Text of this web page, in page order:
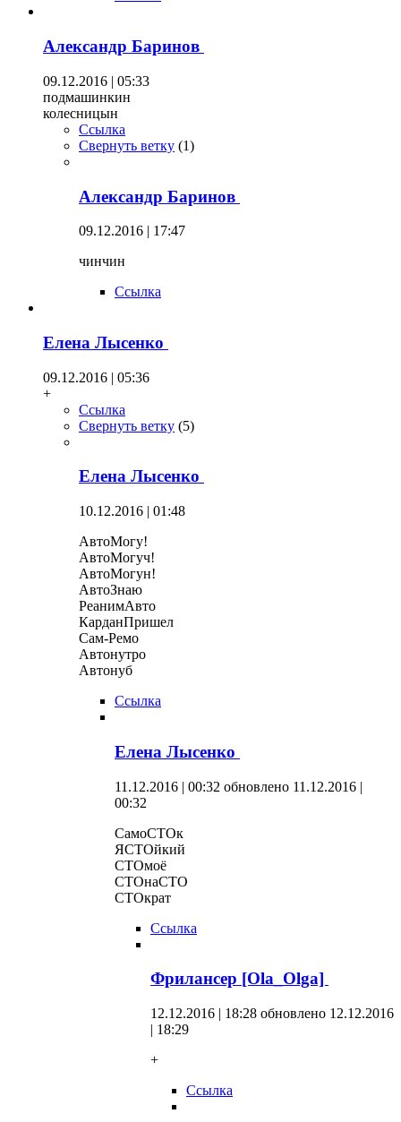
Александр Баринов
09.12.2016 | 05:33
подмашинкин
колесницын
Ссылка
Свернуть ветку (1)
Александр Баринов
09.12.2016 | 17:47
чинчин
Ссылка
Елена Лысенко
09.12.2016 | 05:36
+
Ссылка
Свернуть ветку (5)
Елена Лысенко
10.12.2016 | 01:48
АвтоМогу!
АвтоМогуч!
АвтоМогун!
АвтоЗнаю
РеанимАвто
КарданПришел
Сам-Ремо
Автонутро
Автонуб
Ссылка
Елена Лысенко
11.12.2016 | 00:32 обновлено 11.12.2016 |
00:32
СамоСТОк
ЯСТОйкий
СТОмоё
СТОнаСТО
СТОкрат
Ссылка
Фрилансер [Ola_Olga]
12.12.2016 | 18:28 обновлено 12.12.2016
| 18:29
+
Ссылка